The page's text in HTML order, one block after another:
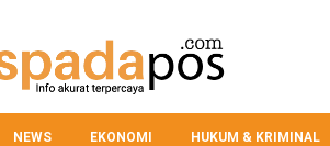
NEWS EKONOMI HUKUM & KRIMINAL